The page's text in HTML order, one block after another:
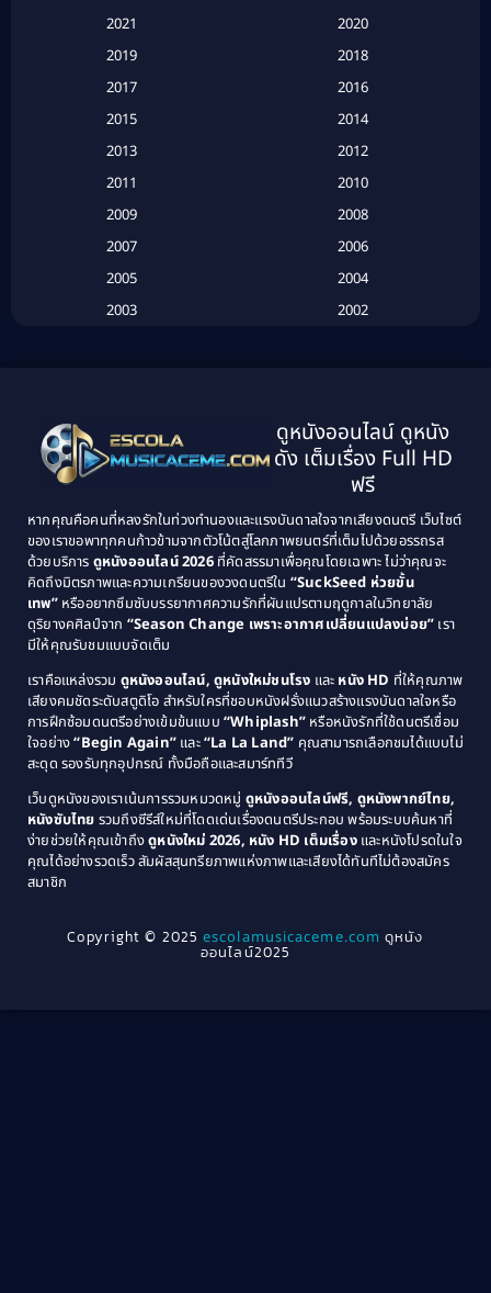
Based on a True Story สร้างจากเรื่องจริง(2)
Based on a True Story เรื่องจริง (20)
Based on a True Story เรื่องจริง (16)
(134)
Classic หนังคลาสสิก(21)
Classic หนังคลาสสิก(25)
Comedy ตลก(46)
Comedy ตลก(515)
Coming of Age ก้าวพ้นวัย(1)
Coming-of-Age(3)
Community(1)
Crime อาชญากรรม(78)
Cult Film(4)
2021
2020
2019
2018
2017
2016
2015
2014
2013
2012
2011
2010
2009
2008
2007
2006
2005
2004
2003
2002
1995
1994
1993
1992
1989
1988
1987
1986
1985
1984
1983
1982
1979
1978
1976
1975
1974
1971
1970
1969
1968
1964
1963
1940
ดูหนังออนไลน์ ดูหนัง
ดัง เต็มเรื่อง Full HD
ฟรี
หากคุณคือคนที่หลงรักในท่วงทำนองและแรงบันดาลใจจากเสียงดนตรี เว็บไซต์
ของเราขอพาทุกคนก้าวข้ามจากตัวโน้ตสู่โลกภาพยนตร์ที่เต็มไปด้วยอรรถรส
ด้วยบริการ ดูหนังออนไลน์ 2026ที่คัดสรรมาเพื่อคุณโดยเฉพาะ ไม่ว่าคุณจะ
คิดถึงมิตรภาพและความเกรียนของวงดนตรีใน “SuckSeed ห่วยขั้น
เทพ”หรืออยากซึมซับบรรยากาศความรักที่ผันแปรตามฤดูกาลในวิทยาลัย
ดุริยางคศิลป์จาก “Season Change เพราะอากาศเปลี่ยนแปลงบ่อย” เรา
มีให้คุณรับชมแบบจัดเต็ม
เราคือแหล่งรวม ดูหนังออนไลน์, ดูหนังใหม่ชนโรง และ หนัง HD ที่ให้คุณภาพ
เสียงคมชัดระดับสตูดิโอ สำหรับใครที่ชอบหนังฝรั่งแนวสร้างแรงบันดาลใจหรือ
การฝึกซ้อมดนตรีอย่างเข้มข้นแบบ “Whiplash” หรือหนังรักที่ใช้ดนตรีเชื่อม
ใจอย่าง“Begin Again” และ“La La Land” คุณสามารถเลือกชมได้แบบไม่
สะดุด รองรับทุกอุปกรณ์ ทั้งมือถือและสมาร์ททีวี
เว็บดูหนังของเราเน้นการรวมหมวดหมู่ ดูหนังออนไลน์ฟรี, ดูหนังพากย์ไทย,
หนังซับไทย รวมถึงซีรีส์ใหม่ที่โดดเด่นเรื่องดนตรีประกอบ พร้อมระบบค้นหาที่
ง่ายช่วยให้คุณเข้าถึงดูหนังใหม่ 2026, หนัง HD เต็มเรื่องและหนังโปรดในใจ
คุณได้อย่างรวดเร็ว สัมผัสสุนทรียภาพแห่งภาพและเสียงได้ทันทีไม่ต้องสมัคร
สมาชิก
Copyright © 2025escolamusicaceme.com ดูหนัง
ออนไลน์2025